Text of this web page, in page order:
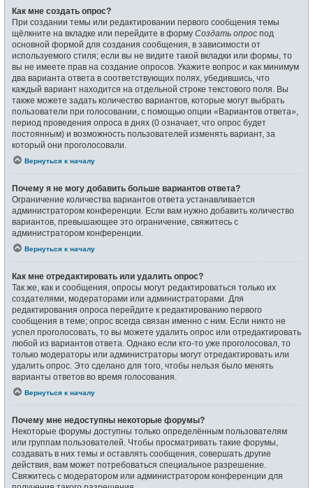
Как мне создать опрос?
При создании темы или редактировании первого сообщения темы
щёлкните на вкладке или перейдите в форму Создать опрос под
основной формой для создания сообщения, в зависимости от
используемого стиля; если вы не видите такой вкладки или формы, то
вы не имеете прав на создание опросов. Укажите вопрос и как минимум
два варианта ответа в соответствующих полях, убедившись, что
каждый вариант находится на отдельной строке текстового поля. Вы
также можете задать количество вариантов, которые могут выбрать
пользователи при голосовании, с помощью опции «Вариантов ответа»,
период проведения опроса в днях (0 означает, что опрос будет
постоянным) и возможность пользователей изменять вариант, за
который они проголосовали.
Вернуться к началу
Почему я не могу добавить больше вариантов ответа?
Ограничение количества вариантов ответа устанавливается
администратором конференции. Если вам нужно добавить количество
вариантов, превышающее это ограничение, свяжитесь с
администратором конференции.
Вернуться к началу
Как мне отредактировать или удалить опрос?
Так же, как и сообщения, опросы могут редактироваться только их
создателями, модераторами или администраторами. Для
редактирования опроса перейдите к редактированию первого
сообщения в теме; опрос всегда связан именно с ним. Если никто не
успел проголосовать, то вы можете удалить опрос или отредактировать
любой из вариантов ответа. Однако если кто-то уже проголосовал, то
только модераторы или администраторы могут отредактировать или
удалить опрос. Это сделано для того, чтобы нельзя было менять
варианты ответов во время голосования.
Вернуться к началу
Почему мне недоступны некоторые форумы?
Некоторые форумы доступны только определённым пользователям
или группам пользователей. Чтобы просматривать такие форумы,
создавать в них темы и оставлять сообщения, совершать другие
действия, вам может потребоваться специальное разрешение.
Свяжитесь с модератором или администратором конференции для